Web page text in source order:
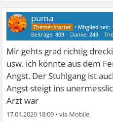
puma
• Mitglied seit:
Beiträge:809 Danke:243
Mir gehts grad richtig
usw. ich könnte aus dem
Angst. Der Stuhlgang ist
Angst steigt ins
Arzt war
17.01.2020 18:09 •